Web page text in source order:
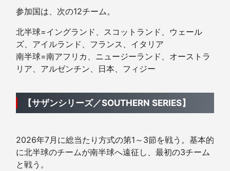
参加国は、次の12チーム。
北半球=イングランド、スコットランド、ウェール
ズ、アイルランド、フランス、イタリア
南半球=南アフリカ、ニュージーランド、オーストラ
リア、アルゼンチン、日本、フィジー
【サザンシリーズ／SOUTHERN SERIES】
2026年7月に総当たり方式の第1～3節を戦う。基本的
に北半球のチームが南半球へ遠征し、最初の3チーム
と戦う。